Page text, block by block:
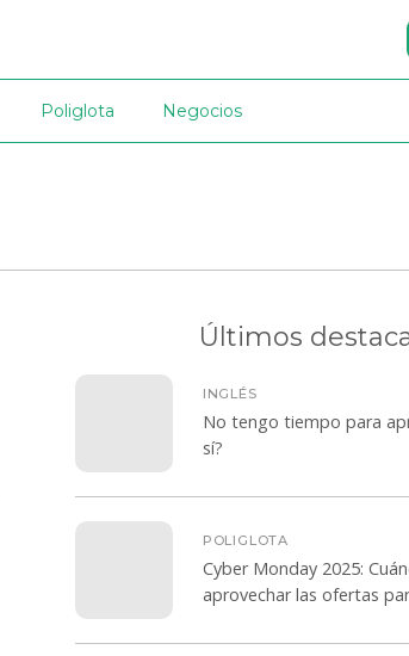
Poliglota Negocios
Últimos
INGLÉS
No tengo tiempo para
sí?
POLIGLOTA
Cyber Monday 2025:
aprovechar las ofertas